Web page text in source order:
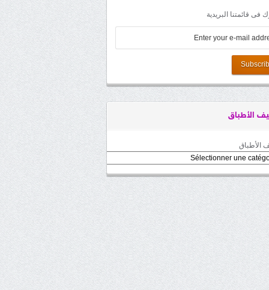
فى قائمتنا البريدية
الأطباق
الأطباق